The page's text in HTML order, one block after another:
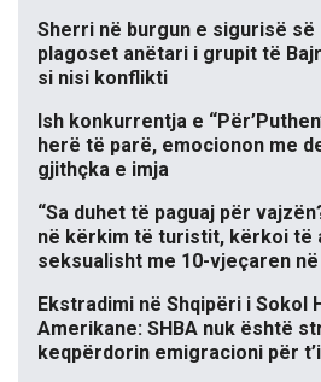
Sherri në burgun e sigurisë së
plagoset anëtari i grupit të
si nisi konflikti
Ish konkurrentja e
herë të parë, emocionon me
gjithçka e imja
“Sa duhet të paguaj për
në kërkim të turistit, kërkoi të
seksualisht me 10-vjeçaren
Ekstradimi në Shqipëri i Sokol
Amerikane: SHBA nuk është
keqpërdorin emigracioni për